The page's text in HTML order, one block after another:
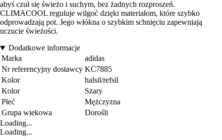
abyś czuł się świeżo i suchym, bez żadnych rozproszeń.
CLIMACOOL reguluje wilgoć dzięki materiałom, które szybko
odprowadzają pot. Jego włókna o szybkim schnięciu zapewniają
uczucie świeżości.
Dodatkowe informacje
Marka
adidas
Nr referencyjny dostawcy KC7885
Kolor
halsil/refsil
Kolor
Szary
Płeć
Mężczyzna
Grupa wiekowa
Dorośli
Loading...
Loading...